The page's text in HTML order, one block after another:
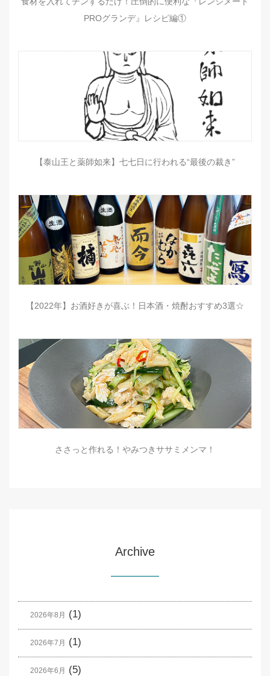
PROグランデ』レシピ編①
【泰山王と薬師如来】七七日に行われる“最後の裁き”
【2022年】お酒好きが喜ぶ！日本酒・焼酎おすすめ3選☆
ささっと作れる！やみつきササミメンマ！
Archive
2026年8月 (1)
2026年7月 (1)
2026年6月 (5)